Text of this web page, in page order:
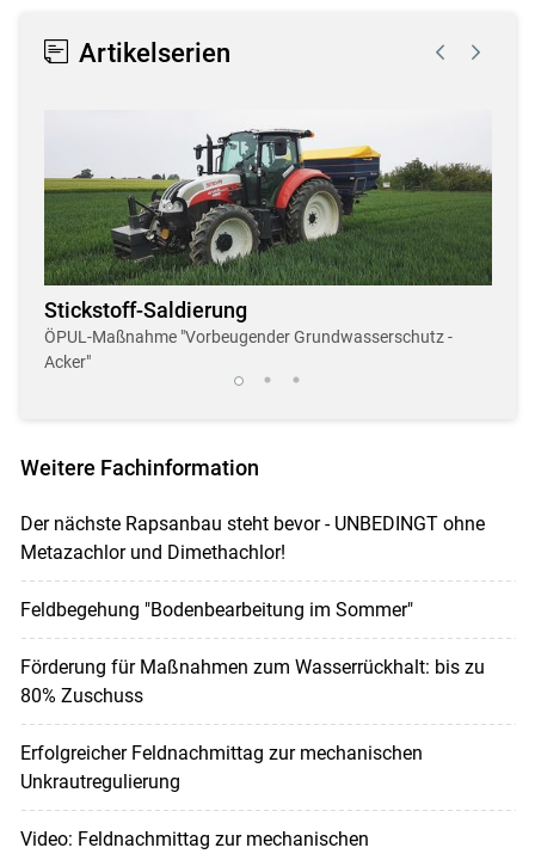
Artikelserien
Stickstoff-Saldierung
ÖPUL-Maßnahme "Vorbeugender Grundwasserschutz -
Acker"
Weitere Fachinformation
Der nächste Rapsanbau steht bevor - UNBEDINGT ohne
Metazachlor und Dimethachlor!
Feldbegehung "Bodenbearbeitung im Sommer"
Förderung für Maßnahmen zum Wasserrückhalt: bis zu
80% Zuschuss
Erfolgreicher Feldnachmittag zur mechanischen
Unkrautregulierung
Video: Feldnachmittag zur mechanischen